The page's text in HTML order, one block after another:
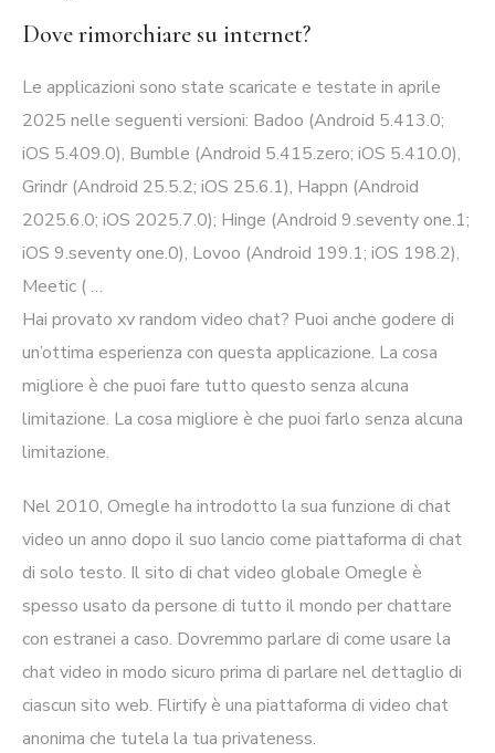
Dove rimorchiare su internet?
Le applicazioni sono state scaricate e testate in aprile
2025 nelle seguenti versioni: Badoo (Android 5.413.0;
iOS 5.409.0), Bumble (Android 5.415.zero; iOS 5.410.0),
Grindr (Android 25.5.2; iOS 25.6.1), Happn (Android
2025.6.0; iOS 2025.7.0); Hinge (Android 9.seventy one.1;
iOS 9.seventy one.0), Lovoo (Android 199.1; iOS 198.2),
Meetic ( …
Hai provato xv random video chat? Puoi anche godere di
un’ottima esperienza con questa applicazione. La cosa
migliore è che puoi fare tutto questo senza alcuna
limitazione. La cosa migliore è che puoi farlo senza alcuna
limitazione.
Nel 2010, Omegle ha introdotto la sua funzione di chat
video un anno dopo il suo lancio come piattaforma di chat
di solo testo. Il sito di chat video globale Omegle è
spesso usato da persone di tutto il mondo per chattare
con estranei a caso. Dovremmo parlare di come usare la
chat video in modo sicuro prima di parlare nel dettaglio di
ciascun sito web. Flirtify è una piattaforma di video chat
anonima che tutela la tua privateness.